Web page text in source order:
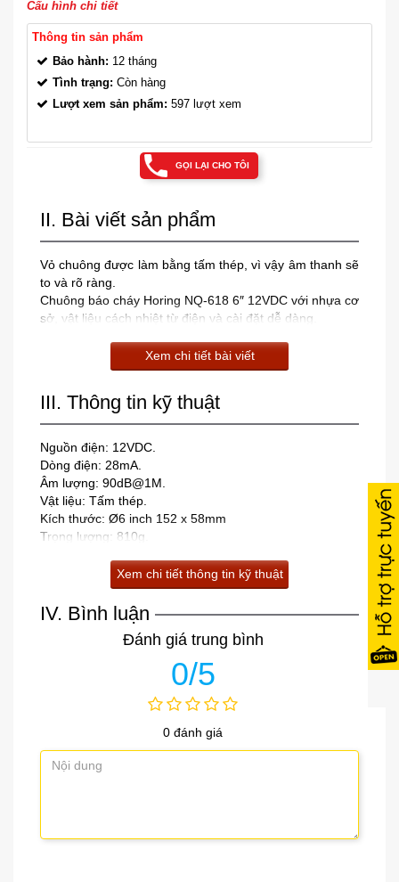
Cấu hình chi tiết
Thông tin sản phẩm
Bảo hành: 12 tháng
Tình trạng: Còn hàng
Lượt xem sản phẩm: 597 lượt xem
GỌI LẠI CHO TÔI
II. Bài viết sản phẩm
Vỏ chuông được làm bằng tấm thép, vì vậy âm thanh sẽ
to và rõ ràng.
Chuông báo cháy Horing NQ-618 6″ 12VDC với nhựa cơ
sở, vật liệu cách nhiệt từ điện và cài đặt dễ dàng.
Xem chi tiết bài viết
III. Thông tin kỹ thuật
Nguồn điện: 12VDC.
Dòng điện: 28mA.
Âm lượng: 90dB@1M.
Vật liệu: Tấm thép.
Kích thước: Ø6 inch 152 x 58mm
Trọng lượng: 810g.
Xem chi tiết thông tin kỹ thuật
IV. Bình luận
Đánh giá trung bình
0/5
0 đánh giá